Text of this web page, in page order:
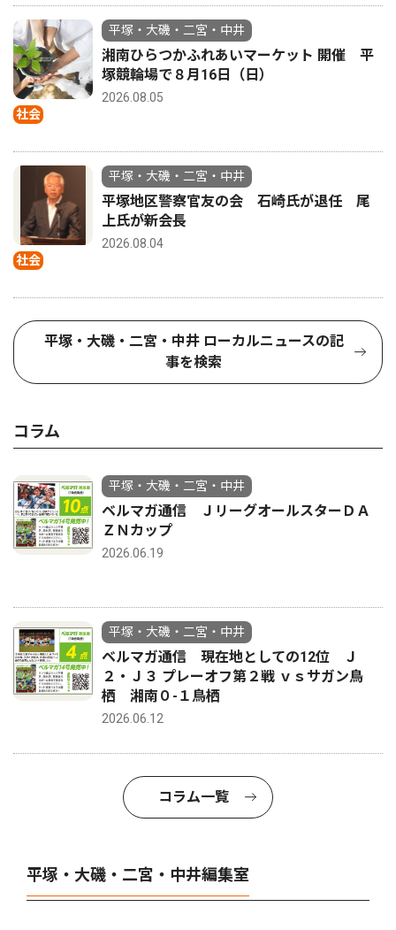
社会
平塚・大磯・二宮・中井
湘南ひらつかふれあいマーケット 開催 平
塚競輪場で８月16日（日）
2026.08.05
社会
平塚・大磯・二宮・中井
平塚地区警察官友の会 石崎氏が退任 尾
上氏が新会長
2026.08.04
平塚・大磯・二宮・中井 ローカルニュースの記
事を検索
コラム
平塚・大磯・二宮・中井
ベルマガ通信 ＪリーグオールスターＤＡ
ＺＮカップ
2026.06.19
平塚・大磯・二宮・中井
ベルマガ通信 現在地としての12位 Ｊ
２・Ｊ３ プレーオフ第２戦 ｖｓサガン鳥
栖 湘南０-１鳥栖
2026.06.12
コラム一覧
平塚・大磯・二宮・中井編集室